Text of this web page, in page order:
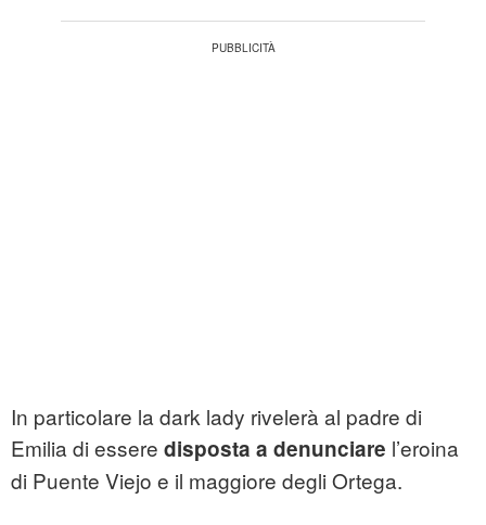
In particolare la dark lady rivelerà al padre di
Emilia di essere disposta a denunciare l’eroina
di Puente Viejo e il maggiore degli Ortega.